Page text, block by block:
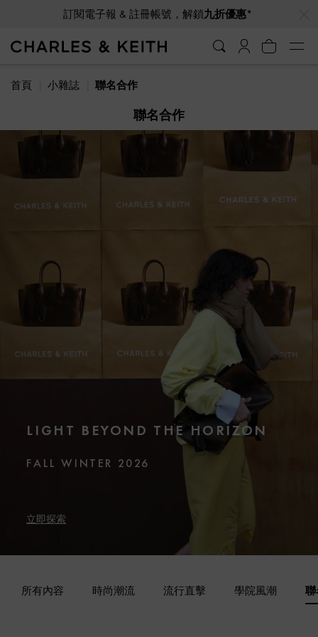
訂閱電子報 & 註冊帳號，解鎖九折優惠*
首頁 小雜誌 聯名合作
聯名合作
LIGHT BEYOND THE HORIZON
FALL WINTER 2026
立即探索
所有內容 時尚潮流 流行直擊 學院風潮 聯